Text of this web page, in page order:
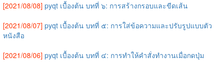
[2021/08/08] pyqt เบื้องต้น บทที่ ๖: การสร้างกรอบและขีดเส้น
[2021/08/07] pyqt เบื้องต้น บทที่ ๕: การใส่ข้อความและปรับรูปแบบตัว
หนังสือ
[2021/08/06] pyqt เบื้องต้น บทที่ ๔: การทำให้คำสั่งทำงานเมื่อกดปุ่ม